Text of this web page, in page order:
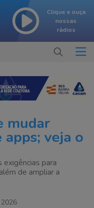
Clique e ouça
nossas
rádios
mudar
veja o
exigências para
de ampliar a